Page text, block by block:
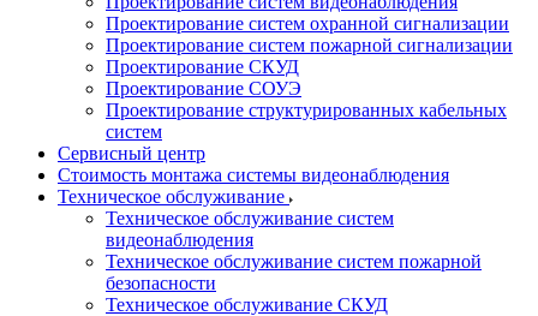
Проектирование систем охранной сигнализации
Проектирование систем пожарной сигнализации
Проектирование СКУД
Проектирование СОУЭ
Проектирование структурированных кабельных
систем
Сервисный центр
Стоимость монтажа системы видеонаблюдения
Техническое обслуживание
Техническое обслуживание систем
видеонаблюдения
Техническое обслуживание систем пожарной
безопасности
Техническое обслуживание СКУД